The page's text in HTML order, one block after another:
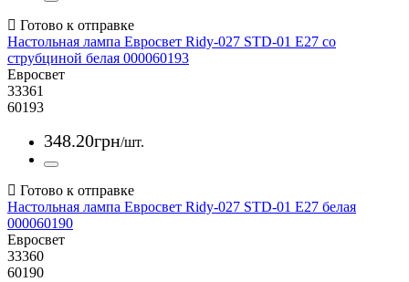
Настольная лампа Евросвет Ridy-027 STD-01 E27 со
струбциной белая 000060193
Евросвет
33361
60193
348.20грн/шт.
Настольная лампа Евросвет Ridy-027 STD-01 E27 белая
000060190
Евросвет
33360
60190